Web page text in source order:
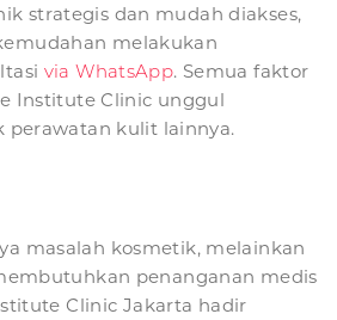
strategis dan mudah diakses,
melakukan
via WhatsApp. Semua faktor
Institute Clinic unggul
kulit lainnya.
masalah kosmetik, melainkan
penanganan medis
Clinic Jakarta hadir